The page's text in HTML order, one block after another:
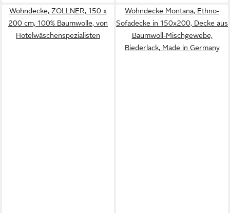
Wohndecke, ZOLLNER, 150 x
200 cm, 100% Baumwolle, von
Hotelwäschenspezialisten
Wohndecke Montana, Ethno-
Sofadecke in 150x200, Decke aus
Baumwoll-Mischgewebe,
Biederlack, Made in Germany